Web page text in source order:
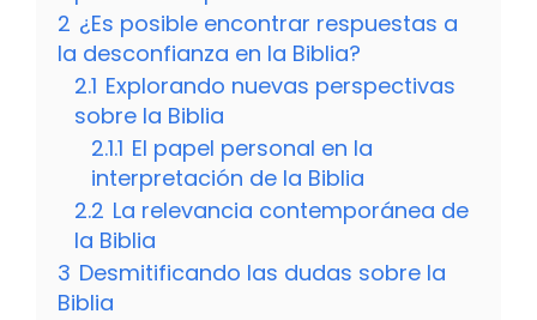
2 ¿Es posible encontrar respuestas a
la desconfianza en la Biblia?
2.1 Explorando nuevas perspectivas
sobre la Biblia
2.1.1 El papel personal en la
interpretación de la Biblia
2.2 La relevancia contemporánea de
la Biblia
3 Desmitificando las dudas sobre la
Biblia